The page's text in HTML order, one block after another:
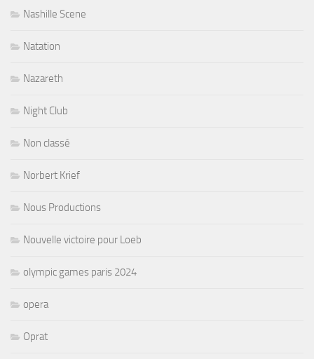
Nashille Scene
Natation
Nazareth
Night Club
Non classé
Norbert Krief
Nous Productions
Nouvelle victoire pour Loeb
olympic games paris 2024
opera
Oprat